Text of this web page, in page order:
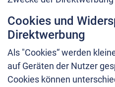
Cookies und
Direktwerbung
Als "Cookies“ werden
auf Geräten der Nutzer
Cookies können